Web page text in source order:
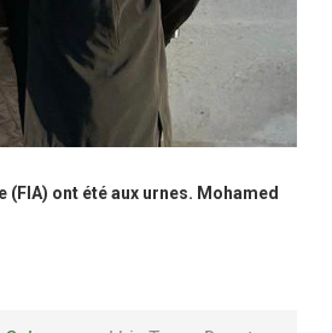
ont été aux urnes. Mohamed